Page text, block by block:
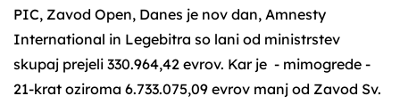
PIC, Zavod Open, Danes je nov dan, Amnesty
International in Legebitra so lani od ministrstev
skupaj prejeli 330.964,42 evrov. Kar je - mimogrede -
21-krat oziroma 6.733.075,09 evrov manj od Zavod Sv.